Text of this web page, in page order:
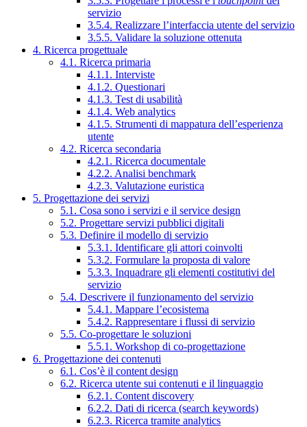
servizio
3.5.4. Realizzare l’interfaccia utente del servizio
3.5.5. Validare la soluzione ottenuta
4. Ricerca progettuale
4.1. Ricerca primaria
4.1.1. Interviste
4.1.2. Questionari
4.1.3. Test di usabilità
4.1.4. Web analytics
4.1.5. Strumenti di mappatura dell’esperienza
utente
4.2. Ricerca secondaria
4.2.1. Ricerca documentale
4.2.2. Analisi benchmark
4.2.3. Valutazione euristica
5. Progettazione dei servizi
5.1. Cosa sono i servizi e il service design
5.2. Progettare servizi pubblici digitali
5.3. Definire il modello di servizio
5.3.1. Identificare gli attori coinvolti
5.3.2. Formulare la proposta di valore
5.3.3. Inquadrare gli elementi costitutivi del
servizio
5.4. Descrivere il funzionamento del servizio
5.4.1. Mappare l’ecosistema
5.4.2. Rappresentare i flussi di servizio
5.5. Co-progettare le soluzioni
5.5.1. Workshop di co-progettazione
6. Progettazione dei contenuti
6.1. Cos’è il content design
6.2. Ricerca utente sui contenuti e il linguaggio
6.2.1. Content discovery
6.2.2. Dati di ricerca (search keywords)
6.2.3. Ricerca tramite analytics